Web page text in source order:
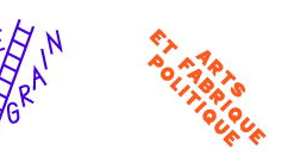
Arts et
fabrique
politique